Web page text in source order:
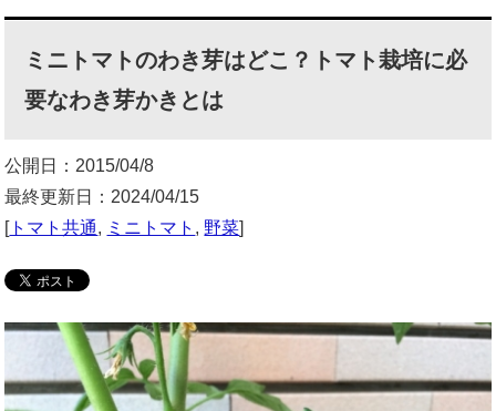
ミニトマトのわき芽はどこ？トマト栽培に必
要なわき芽かきとは
公開日：2015/04/8
最終更新日：2024/04/15
[トマト共通, ミニトマト , 野菜]